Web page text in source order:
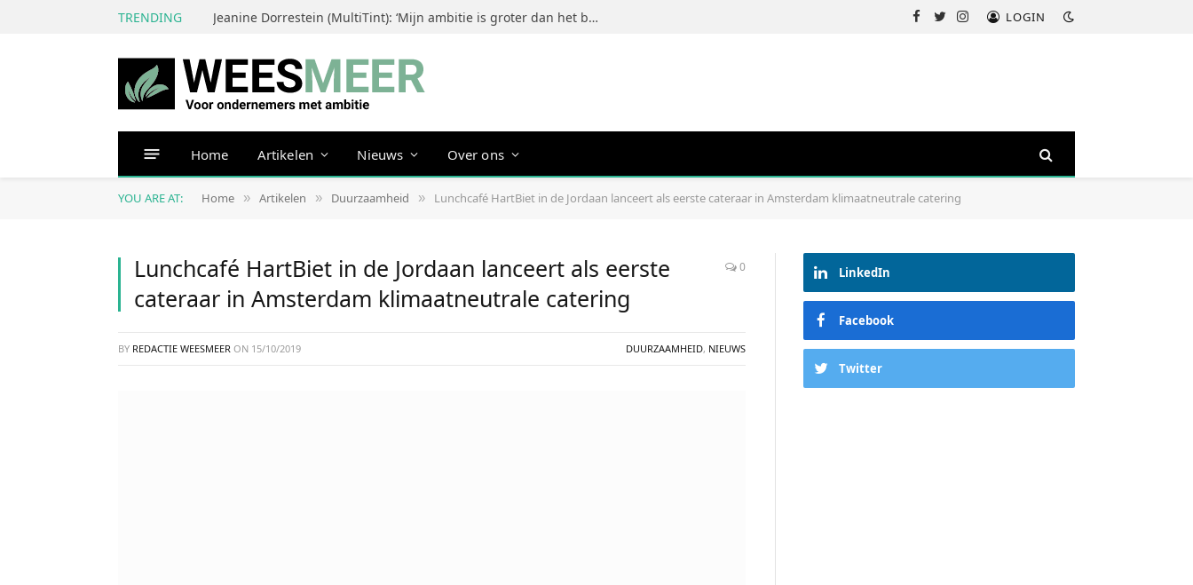
TRENDING Jeanine Dorrestein (MultiTint): ‘Mijn ambitie is groter dan het bouwen van een succesvol merk’ Facebook
TwitterInstagramLOGIN
Home Artikelen Nieuws Over ons
YOU ARE AT: Home » Artikelen » Duurzaamheid » Lunchcafé HartBiet in de Jordaan lanceert als eerste cateraar in Amsterdam klimaatneutrale catering
Lunchcafé HartBiet in de Jordaan lanceert als eerste
cateraar in Amsterdam klimaatneutrale catering
0
BY REDACTIE WEESMEER ON 15/10/2019 DUURZAAMHEID, NIEUWS
LinkedIn
Facebook
Twitter